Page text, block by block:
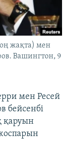
жақта) мен
Вашингтон, 9
мен Ресей
бейсенбі
қаруын